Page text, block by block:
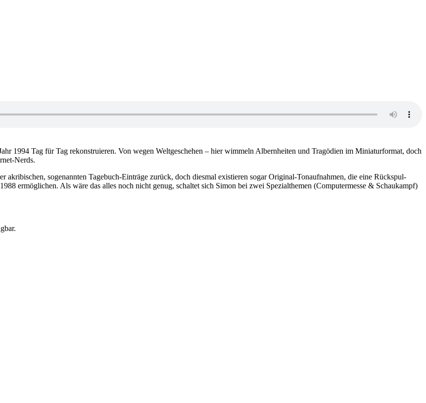
1994 Tag für Tag rekonstruieren. Von wegen Weltgeschehen – hier wimmeln Albernheiten und Tragödien im Miniaturformat, doch
Nerds.
sogenannten Tagebuch-Einträge zurück, doch diesmal existieren sogar Original-Tonaufnahmen, die eine Rückspul-
ermöglichen. Als wäre das alles noch nicht genug, schaltet sich Simon bei zwei Spezialthemen (Computermesse & Schaukampf)